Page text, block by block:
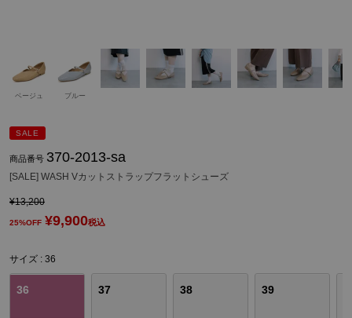
ベージュ ブルー
SALE
商品番号 370-2013-sa
[SALE] WASH Vカットストラップフラットシューズ
¥13,200
25%OFF ¥9,900税込
サイズ 36
36 37 38 39